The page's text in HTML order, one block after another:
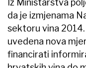
da je izmjenama
sektoru vina
uvedena nova
financirati